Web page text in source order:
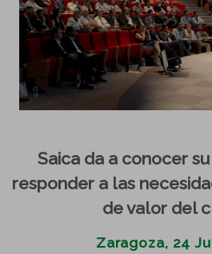
Saica da a conocer
responder a las
de valor del
Zaragoza, 24